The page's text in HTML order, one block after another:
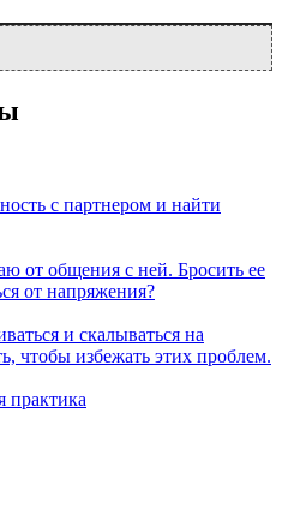
с партнером и найти
от общения с ней. Бросить ее
от напряжения?
и скалываться на
чтобы избежать этих проблем.
практика